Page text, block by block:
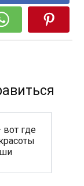
где